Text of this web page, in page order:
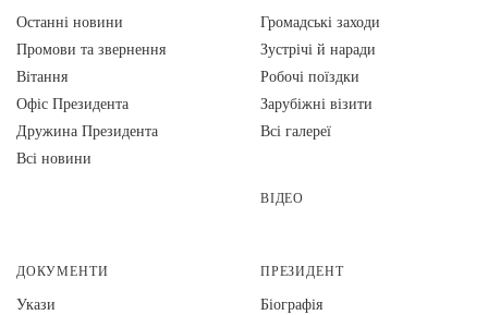
Останні новини
Промови та звернення
Вiтання
Офіс Президента
Дружина Президента
Всі новини
Громадські заходи
Зустрічі й наради
Робочі поїздки
Зарубіжні візити
Всі галереї
ВІДЕО
ДОКУМЕНТИ
Укази
ПРЕЗИДЕНТ
Біографія